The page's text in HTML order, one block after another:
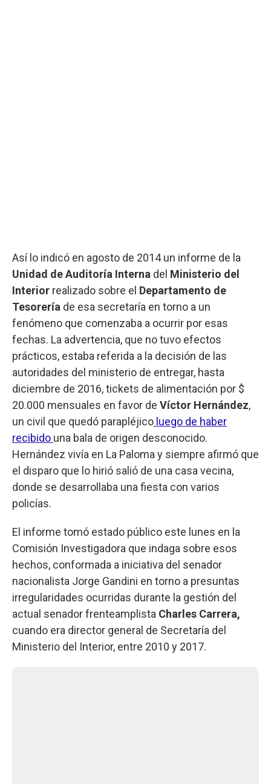
Así lo indicó en agosto de 2014 un informe de la
Unidad de Auditoría Interna del Ministerio del
Interior realizado sobre el Departamento de
Tesorería de esa secretaría en torno a un
fenómeno que comenzaba a ocurrir por esas
fechas. La advertencia, que no tuvo efectos
prácticos, estaba referida a la decisión de las
autoridades del ministerio de entregar, hasta
diciembre de 2016, tickets de alimentación por $
20.000 mensuales en favor de Víctor Hernández,
un civil que quedó parapléjico luego de haber
recibido una bala de origen desconocido.
Hernández vivía en La Paloma y siempre afirmó que
el disparo que lo hirió salió de una casa vecina,
donde se desarrollaba una fiesta con varios
policías.
El informe tomó estado público este lunes en la
Comisión Investigadora que indaga sobre esos
hechos, conformada a iniciativa del senador
nacionalista Jorge Gandini en torno a presuntas
irregularidades ocurridas durante la gestión del
actual senador frenteamplista Charles Carrera,
cuando era director general de Secretaría del
Ministerio del Interior, entre 2010 y 2017.